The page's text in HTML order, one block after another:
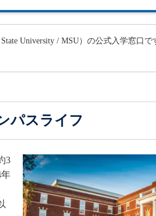
University / MSU）の公式入学窓口
パスライフ
3